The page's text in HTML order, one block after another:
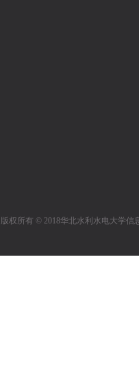
版权所有 © 2018华北水利水电大学信